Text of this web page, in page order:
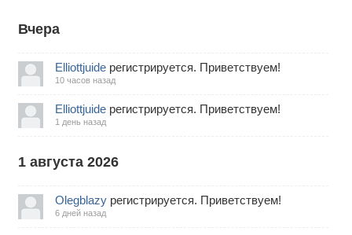
Вчера
Elliottjuideрегистрируется. Приветствуем!
10 часов назад
Elliottjuideрегистрируется. Приветствуем!
1 день назад
1 августа 2026
Olegblazyрегистрируется. Приветствуем!
6 дней назад